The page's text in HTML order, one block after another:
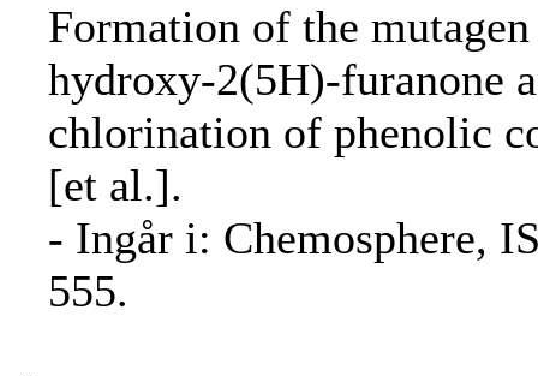
Formation of the
hydroxy-2(5H)-furanone
chlorination of phenolic
[et al.].
- Ingår i: Chemosphere,
555.